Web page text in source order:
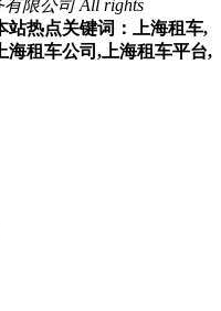
限公司 All rights
站热点关键词：上海租车,
海租车公司,上海租车平台,